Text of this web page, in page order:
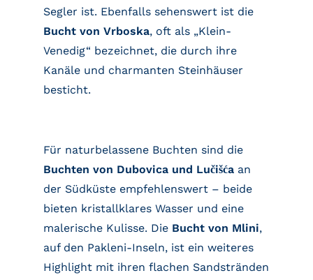
Segler ist. Ebenfalls sehenswert ist die
Bucht von Vrboska, oft als „Klein-
Venedig“ bezeichnet, die durch ihre
Kanäle und charmanten Steinhäuser
besticht.
Für naturbelassene Buchten sind die
Buchten von Dubovica und Lučišća an
der Südküste empfehlenswert – beide
bieten kristallklares Wasser und eine
malerische Kulisse. Die Bucht von Mlini,
auf den Pakleni-Inseln, ist ein weiteres
Highlight mit ihren flachen Sandstränden